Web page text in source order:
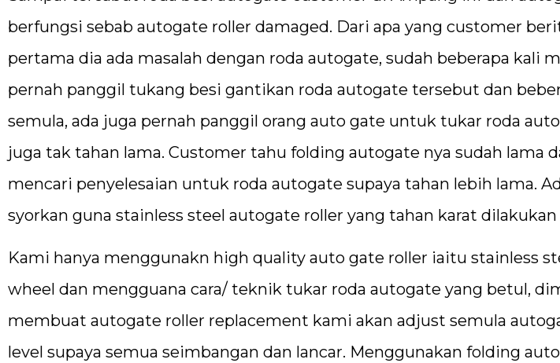
berfungsi sebab autogate roller damaged. Dari apa yang customer
pertama dia ada masalah dengan roda autogate, sudah beberapa kali
pernah panggil tukang besi gantikan roda autogate tersebut dan
semula, ada juga pernah panggil orang auto gate untuk tukar roda
juga tak tahan lama. Customer tahu folding autogate nya sudah lama
mencari penyelesaian untuk roda autogate supaya tahan lebih lama.
syorkan guna stainless steel autogate roller yang tahan karat
Kami hanya menggunakn high quality auto gate roller iaitu stainless
wheel dan mengguana cara/ teknik tukar roda autogate yang betul,
membuat autogate roller replacement kami akan adjust semula
level supaya semua seimbangan dan lancar. Menggunakan folding